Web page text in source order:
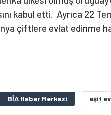
kabul etti. Ayrıca 22
çiftlere evlat edinme
BİA Haber Merkezi eşit